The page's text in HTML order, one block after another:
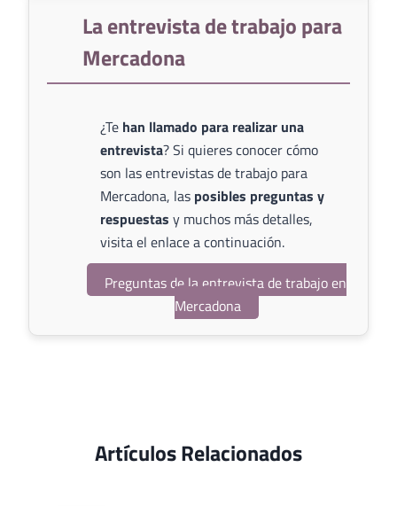
La entrevista de trabajo para
Mercadona
¿Te han llamado para realizar una
entrevista? Si quieres conocer cómo
son las entrevistas de trabajo para
Mercadona, las posibles preguntas y
respuestas y muchos más detalles,
visita el enlace a continuación.
Preguntas de la entrevista de trabajo en
Mercadona
Artículos Relacionados